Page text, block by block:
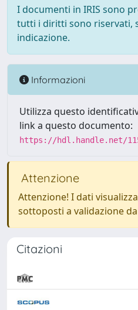
I documenti in IRIS sono
tutti i diritti sono riservati,
indicazione.
Informazioni
Utilizza questo
link a questo documento:
https://hdl.handle.net/
Attenzione
Attenzione! I dati
sottoposti a validazione
Citazioni